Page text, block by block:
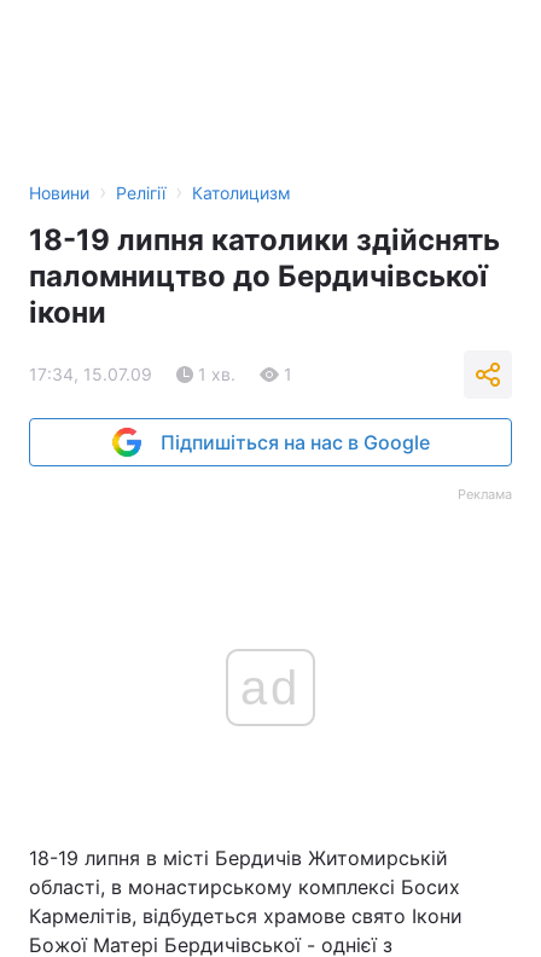
Новини › Релігії › Католицизм
18-19 липня католики здійснять
паломництво до Бердичівської
ікони
17:34, 15.07.09 1 хв. 1
Підпишіться на нас в Google
Реклама
ad
18-19 липня в місті Бердичів Житомирській
області, в монастирському комплексі Босих
Кармелітів, відбудеться храмове свято Ікони
Божої Матері Бердичівської - однієї з